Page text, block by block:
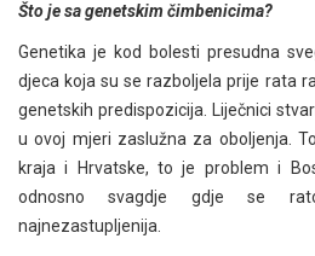
Što je sa genetskim čimbenicima?
Genetika je kod bolesti presudna
djeca koja su se razboljela prije rata
genetskih predispozicija. Liječnici
u ovoj mjeri zaslužna za oboljenja.
kraja i Hrvatske, to je problem i
odnosno svagdje gdje se
najnezastupljenija.